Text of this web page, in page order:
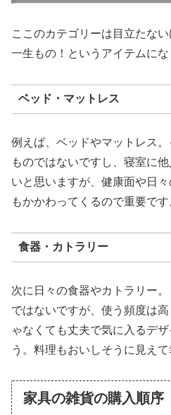
ここのカテゴリーは目立たな
一生もの！というアイテムにな
ベッド・マットレス
例えば、ベッドやマットレス
ものではないですし、寝室に
いと思いますが、健康面や日
もかかわってくるので重要です
食器・カトラリー
次に日々の食器やカトラリー
ではないですが、使う頻度は
ゃなくても丈夫で気に入るデ
う。料理もおいしそうに見え
家具の雑貨の購入順序